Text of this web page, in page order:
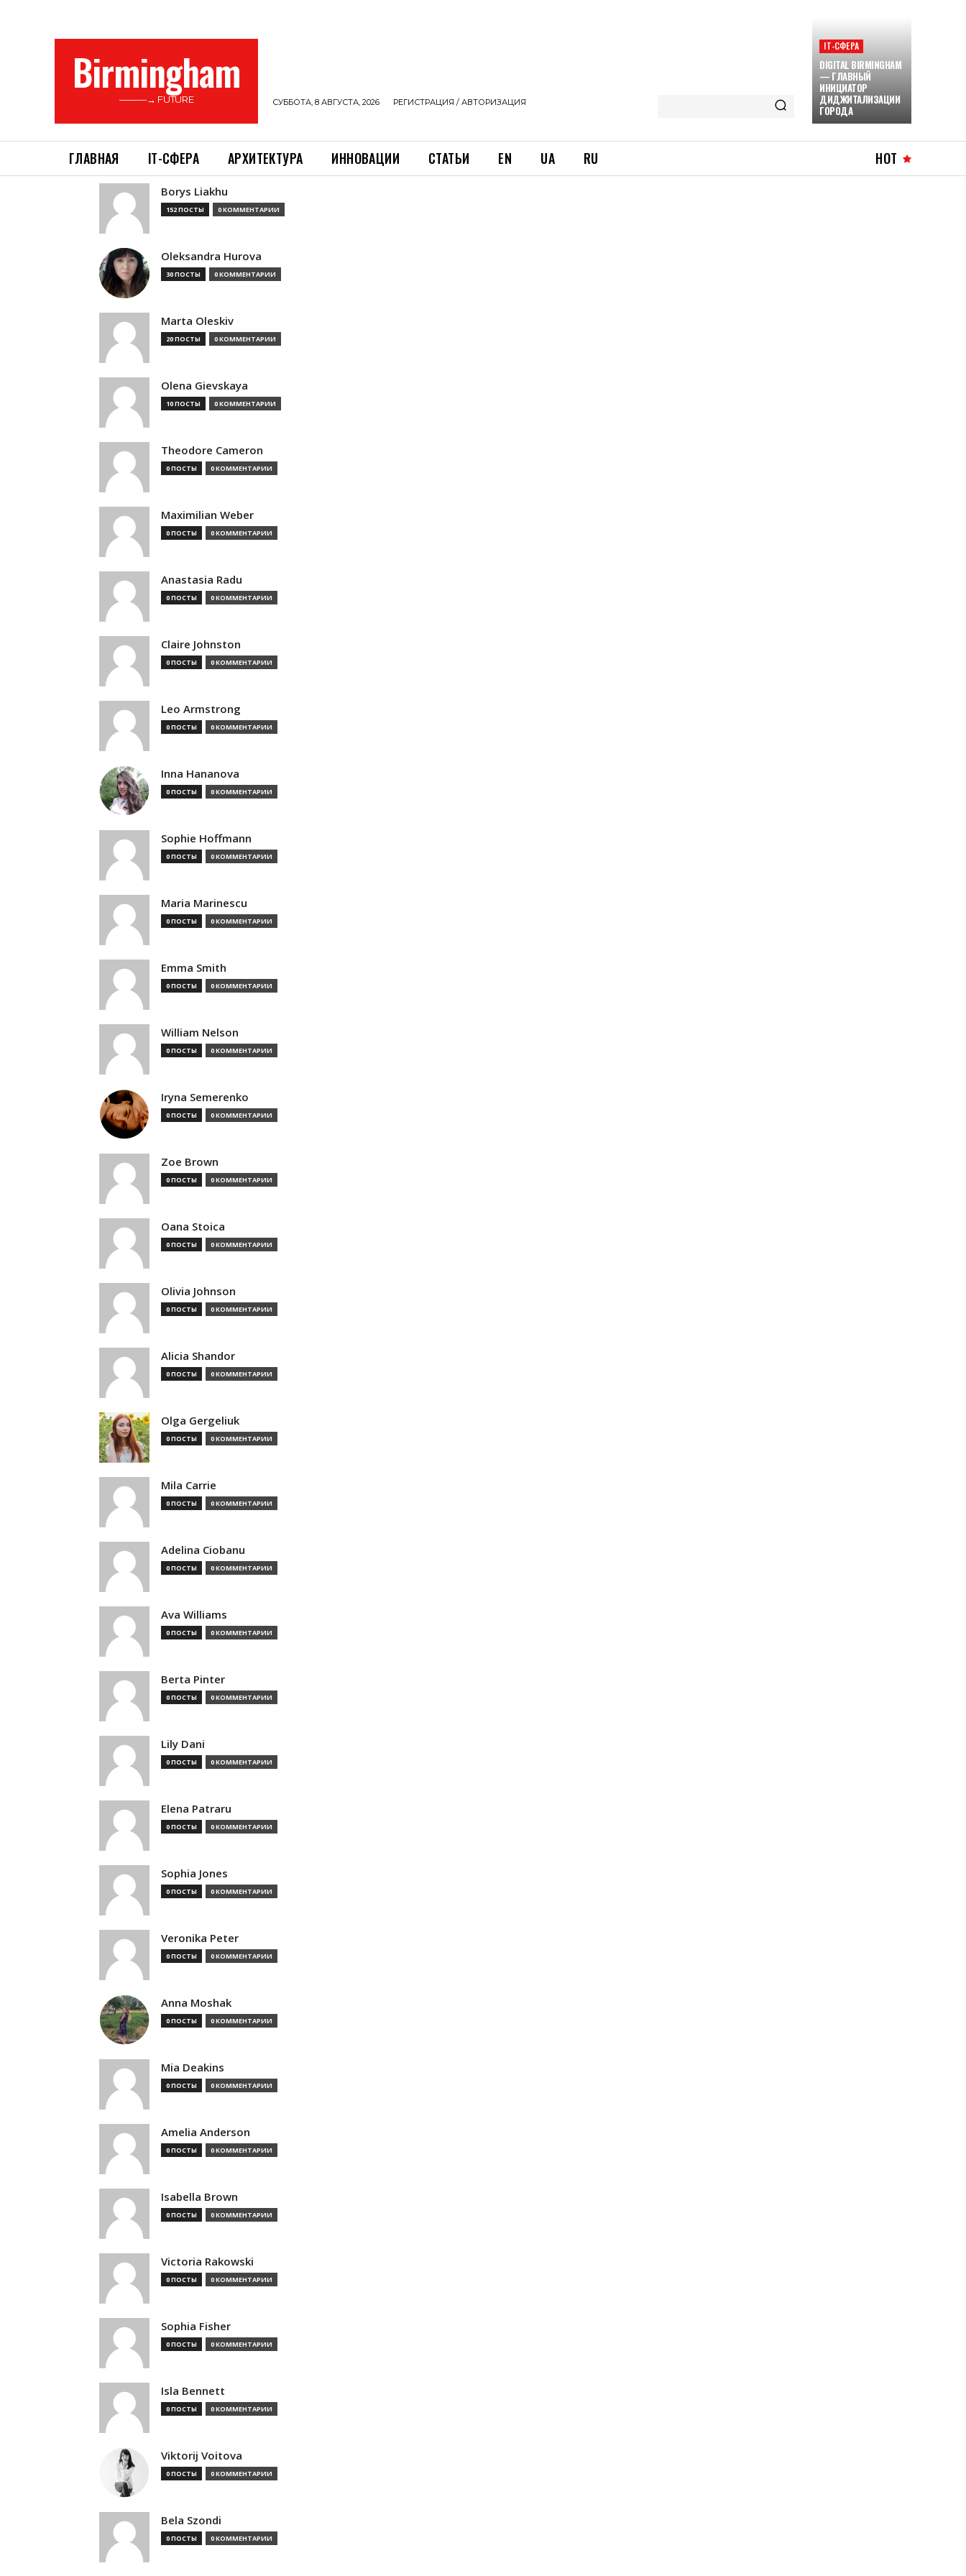
Birmingham
———→ FUTURE СУББОТА, 8 АВГУСТА, 2026 РЕГИСТРАЦИЯ / АВТОРИЗАЦИЯ
ІТ-СФЕРА
DIGITAL BIRMINGHAM
— ГЛАВНЫЙ
ИНИЦИАТОР
ДИДЖИТАЛИЗАЦИИ
ГОРОДА
ГЛАВНАЯ ІТ-СФЕРА АРХИТЕКТУРА ИННОВАЦИИ СТАТЬИ EN UA RU HOT
Borys Liakhu
152 ПОСТЫ 0 КОММЕНТАРИИ
Oleksandra Hurova
30 ПОСТЫ 0 КОММЕНТАРИИ
Marta Oleskiv
20 ПОСТЫ 0 КОММЕНТАРИИ
Olena Gievskaya
10 ПОСТЫ 0 КОММЕНТАРИИ
Theodore Cameron
0 ПОСТЫ 0 КОММЕНТАРИИ
Maximilian Weber
0 ПОСТЫ 0 КОММЕНТАРИИ
Anastasia Radu
0 ПОСТЫ 0 КОММЕНТАРИИ
Claire Johnston
0 ПОСТЫ 0 КОММЕНТАРИИ
Leo Armstrong
0 ПОСТЫ 0 КОММЕНТАРИИ
Inna Hananova
0 ПОСТЫ 0 КОММЕНТАРИИ
Sophie Hoffmann
0 ПОСТЫ 0 КОММЕНТАРИИ
Maria Marinescu
0 ПОСТЫ 0 КОММЕНТАРИИ
Emma Smith
0 ПОСТЫ 0 КОММЕНТАРИИ
William Nelson
0 ПОСТЫ 0 КОММЕНТАРИИ
Iryna Semerenko
0 ПОСТЫ 0 КОММЕНТАРИИ
Zoe Brown
0 ПОСТЫ 0 КОММЕНТАРИИ
Oana Stoica
0 ПОСТЫ 0 КОММЕНТАРИИ
Olivia Johnson
0 ПОСТЫ 0 КОММЕНТАРИИ
Alicia Shandor
0 ПОСТЫ 0 КОММЕНТАРИИ
Olga Gergeliuk
0 ПОСТЫ 0 КОММЕНТАРИИ
Mila Carrie
0 ПОСТЫ 0 КОММЕНТАРИИ
Adelina Ciobanu
0 ПОСТЫ 0 КОММЕНТАРИИ
Ava Williams
0 ПОСТЫ 0 КОММЕНТАРИИ
Berta Pinter
0 ПОСТЫ 0 КОММЕНТАРИИ
Lily Dani
0 ПОСТЫ 0 КОММЕНТАРИИ
Elena Patraru
0 ПОСТЫ 0 КОММЕНТАРИИ
Sophia Jones
0 ПОСТЫ 0 КОММЕНТАРИИ
Veronika Peter
0 ПОСТЫ 0 КОММЕНТАРИИ
Anna Moshak
0 ПОСТЫ 0 КОММЕНТАРИИ
Mia Deakins
0 ПОСТЫ 0 КОММЕНТАРИИ
Amelia Anderson
0 ПОСТЫ 0 КОММЕНТАРИИ
Isabella Brown
0 ПОСТЫ 0 КОММЕНТАРИИ
Victoria Rakowski
0 ПОСТЫ 0 КОММЕНТАРИИ
Sophia Fisher
0 ПОСТЫ 0 КОММЕНТАРИИ
Isla Bennett
0 ПОСТЫ 0 КОММЕНТАРИИ
Viktorij Voitova
0 ПОСТЫ 0 КОММЕНТАРИИ
Bela Szondi
0 ПОСТЫ 0 КОММЕНТАРИИ